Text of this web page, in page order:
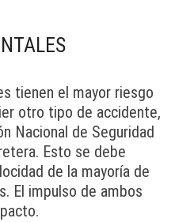
tienen el mayor riesgo
otro tipo de accidente,
Nacional de Seguridad
Esto se debe
de la mayoría de
El impulso de ambos